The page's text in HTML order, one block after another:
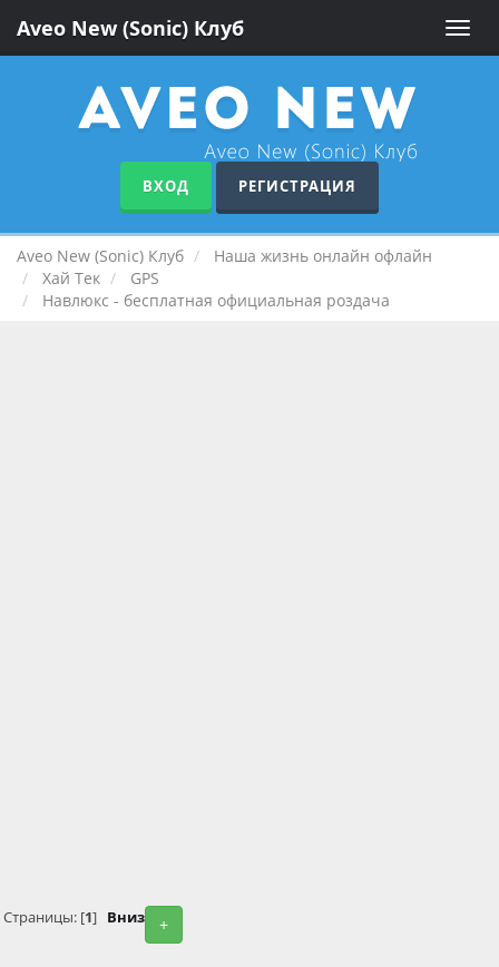
Toggle
Aveo New (Sonic) Клуб
ВХОД РЕГИСТРАЦИЯ
Aveo New (Sonic) Клуб
Наша жизнь онлайн офлайн
Хай Тек
GPS
Навлюкс - бесплатная официальная роздача
+
Страницы: [1] Вниз